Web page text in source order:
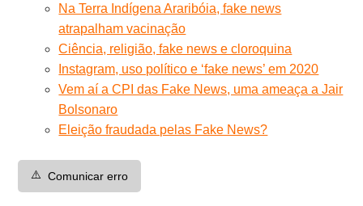
Na Terra Indígena Araribóia, fake news
atrapalham vacinação
Ciência, religião, fake news e cloroquina
Instagram, uso político e ‘fake news’ em 2020
Vem aí a CPI das Fake News, uma ameaça a Jair
Bolsonaro
Eleição fraudada pelas Fake News?
⚠️ Comunicar erro